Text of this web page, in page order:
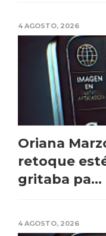
4 AGOSTO, 2026
Oriana
retoque
gritaba pa...
4 AGOSTO, 2026